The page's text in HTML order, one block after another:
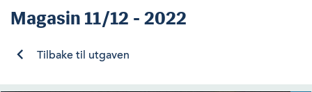
Magasin 11/12 - 2022
Tilbake til utgaven